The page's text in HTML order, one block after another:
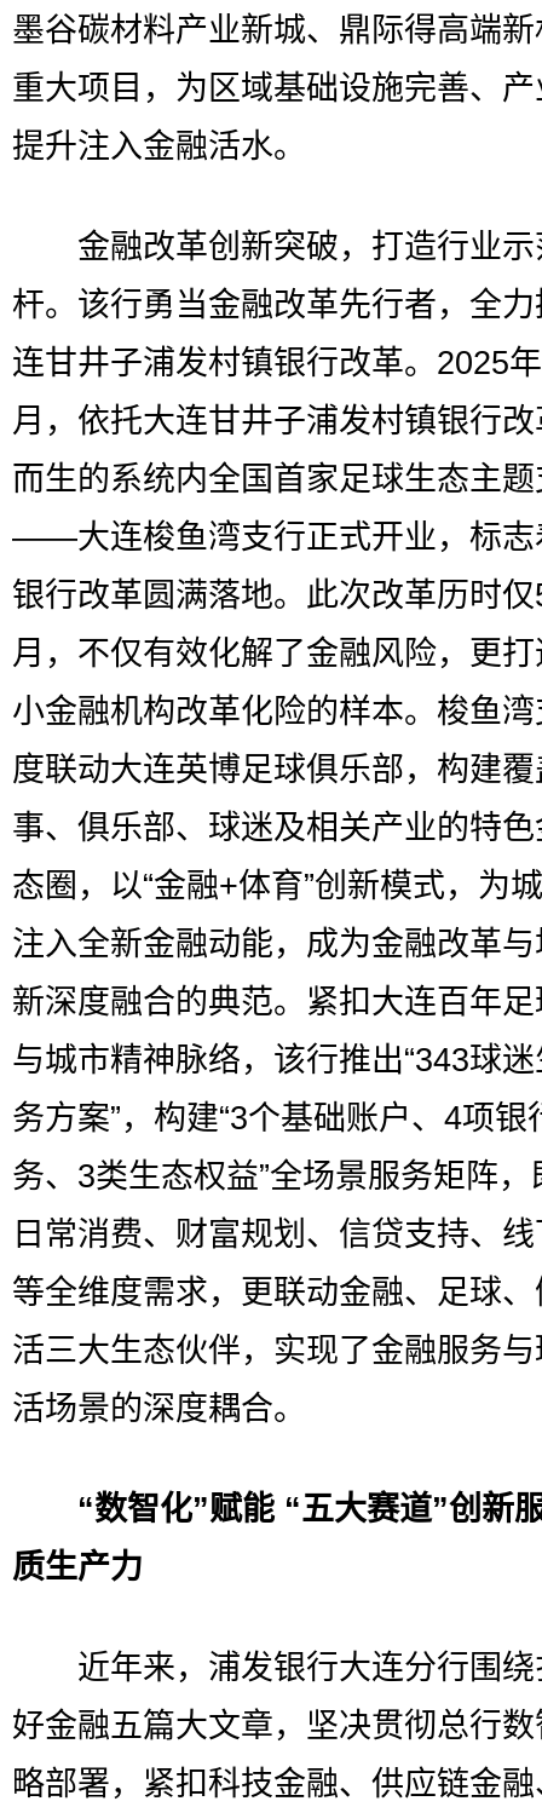
墨谷碳材料产业新城、鼎际得高端
重大项目，为区域基础设施完善、
提升注入金融活水。
金融改革创新突破，打造行业示
杆。该行勇当金融改革先行者，全
连甘井子浦发村镇银行改革。2025
月，依托大连甘井子浦发村镇银行
而生的系统内全国首家足球生态主
——大连梭鱼湾支行正式开业，标志
银行改革圆满落地。此次改革历时
月，不仅有效化解了金融风险，更
小金融机构改革化险的样本。梭鱼
度联动大连英博足球俱乐部，构建
事、俱乐部、球迷及相关产业的特
态圈，以“金融+体育”创新模式，为
注入全新金融动能，成为金融改革
新深度融合的典范。紧扣大连百年
与城市精神脉络，该行推出“343球
务方案”，构建“3个基础账户、4项银
务、3类生态权益”全场景服务矩阵，
日常消费、财富规划、信贷支持、
等全维度需求，更联动金融、足球
活三大生态伙伴，实现了金融服务
活场景的深度耦合。
“数智化”赋能 “五大赛道”创新
质生产力
近年来，浦发银行大连分行围绕
好金融五篇大文章，坚决贯彻总行
略部署，紧扣科技金融、供应链金